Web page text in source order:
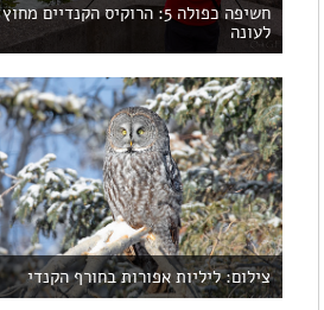
חשיפה כפולה 5: הרוקיס הקנדיים מחוץ
לעונה
צילום: ליליות אפורות בחורף הקנדי